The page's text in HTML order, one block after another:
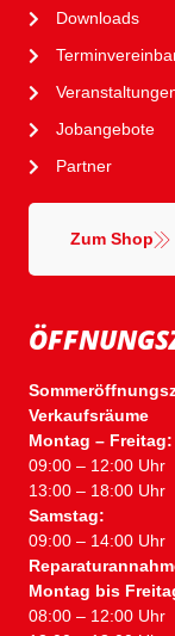
Verkaufsräume
Montag – Freitag:
09:00 – 12:00 Uhr
13:00 – 18:00 Uhr
Samstag:
09:00 – 14:00 Uhr
Montag bis
08:00 – 12:00 Uhr
Downloads
Jobangebote
Partner
Zum Shop